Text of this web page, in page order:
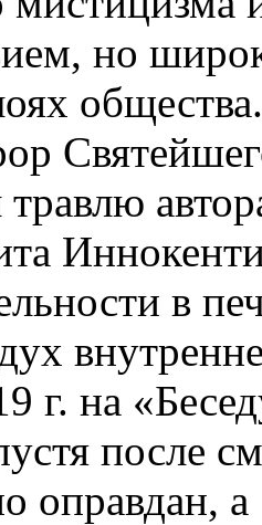
но
травлю
в
г. на
после
оправдан,